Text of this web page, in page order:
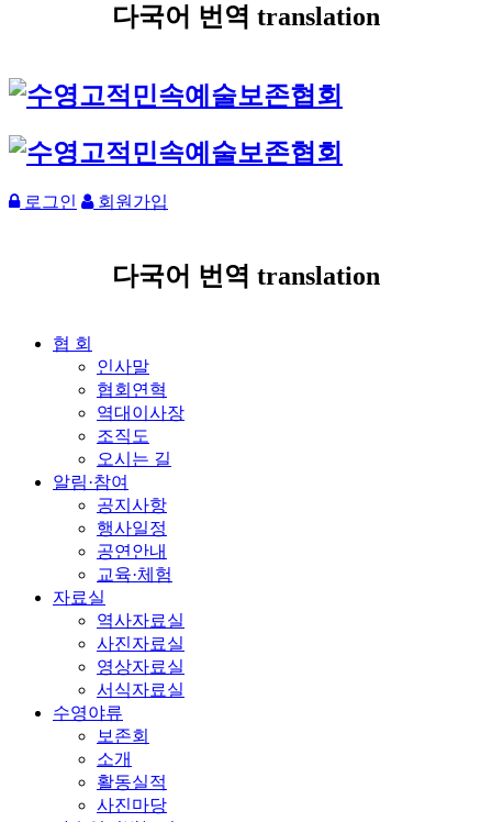
다국어 번역 translation
로그인 회원가입
다국어 번역 translation
협 회
인사말
협회연혁
역대이사장
조직도
오시는 길
알림·참여
공지사항
행사일정
공연안내
교육·체험
자료실
역사자료실
사진자료실
영상자료실
서식자료실
수영야류
보존회
소개
활동실적
사진마당